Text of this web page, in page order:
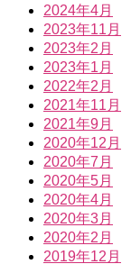
2024年4月
2023年11月
2023年2月
2023年1月
2022年2月
2021年11月
2021年9月
2020年12月
2020年7月
2020年5月
2020年4月
2020年3月
2020年2月
2019年12月